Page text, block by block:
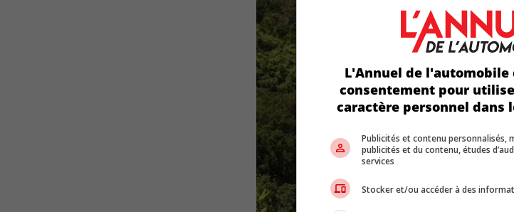
L'Annuel de l'automobile
consentement pour
caractère personnel dans
Publicités et contenu personnalisés,
publicités et du contenu, études
services
Stocker et/ou accéder à des